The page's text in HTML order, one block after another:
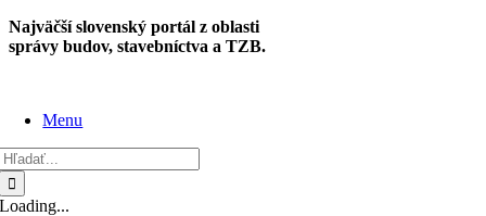
Skip
to
Najväčší slovenský portál z oblasti
správy budov, stavebníctva a TZB.
Menu
Loading...